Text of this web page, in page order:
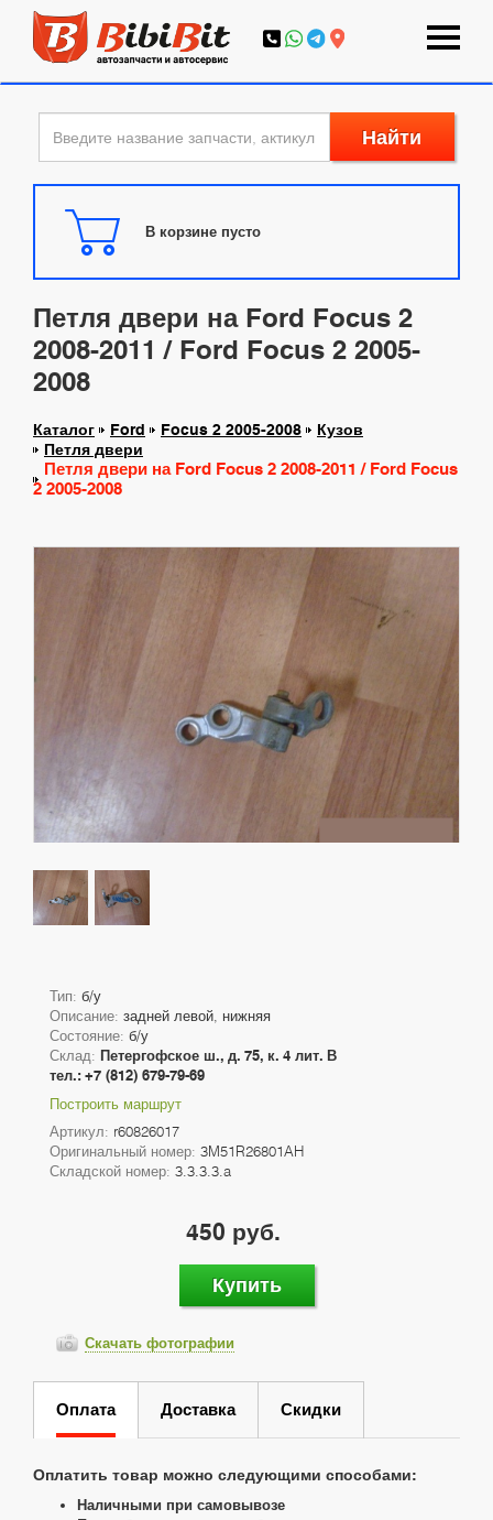
Найти
В корзине пусто
Петля двери на Ford Focus 2
2008-2011 / Ford Focus 2 2005-
2008
Каталог Ford Focus 2 2005-2008
Кузов
Петля двери
Петля двери на Ford Focus 2 2008-2011 / Ford Focus
2 2005-2008
Тип: б/у
Описание: задней левой, нижняя
Состояние: б/у
Склад: Петергофское ш., д. 75, к. 4 лит. В
тел.: +7 (812) 679-79-69
Построить маршрут
Артикул: r60826017
Оригинальный номер: 3M51R26801AH
Складской номер: 3.3.3.3.a
450 руб.
Купить
Скачать фотографии
Оплата Доставка Скидки
Оплатить товар можно следующими способами:
Наличными при самовывозе